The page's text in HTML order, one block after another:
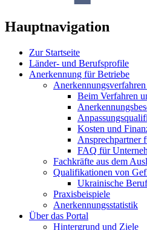
Hauptnavigation
Zur Startseite
Länder- und Berufsprofile
Anerkennung für Betriebe
Beim Verfahren
Kosten und
Ansprechpartner
FAQ für
Fachkräfte aus dem
Qualifikationen von
Ukrainische
Praxisbeispiele
Anerkennungsstatistik
Über das Portal
Hintergrund und Ziele